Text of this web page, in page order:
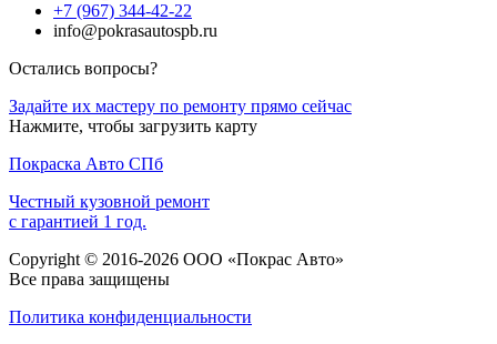
+7 (967) 344-42-22
info@pokrasautospb.ru
Остались вопросы?
Задайте их мастеру по ремонту прямо сейчас
Нажмите, чтобы загрузить карту
Покраска Авто СПб
Честный кузовной ремонт
с гарантией 1 год.
Copyright © 2016-2026 ООО «Покрас Авто»
Все права защищены
Политика конфиденциальности